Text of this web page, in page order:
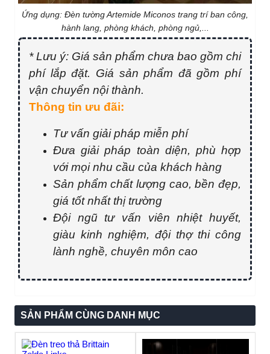
Ứng dụng: Đèn tường Artemide Miconos trang trí ban công,
hành lang, phòng khách, phòng ngủ,...
* Lưu ý: Giá sản phẩm chưa bao gồm chi
phí lắp đặt. Giá sản phẩm đã gồm phí
vận chuyển nội thành.
Thông tin ưu đãi:
Tư vấn giải pháp miễn phí
Đưa giải pháp toàn diện, phù hợp
với mọi nhu cầu của khách hàng
Sản phẩm chất lượng cao, bền đẹp,
giá tốt nhất thị trường
Đội ngũ tư vấn viên nhiệt huyết,
giàu kinh nghiệm, đội thợ thi công
lành nghề, chuyên môn cao
SẢN PHẨM CÙNG DANH MỤC